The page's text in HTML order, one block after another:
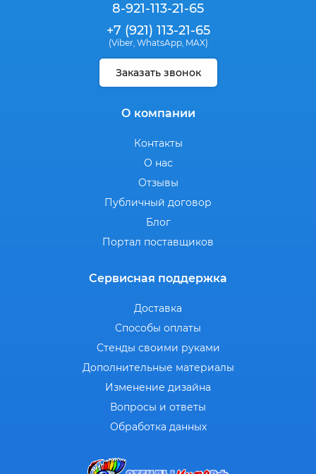
8-921-113-21-65
+7 (921) 113-21-65
(Viber, WhatsApp, MAX)
Заказать звонок
О компании
Контакты
О нас
Отзывы
Публичный договор
Блог
Портал поставщиков
Сервисная поддержка
Доставка
Способы оплаты
Стенды своими руками
Дополнительные материалы
Изменение дизайна
Вопросы и ответы
Обработка данных